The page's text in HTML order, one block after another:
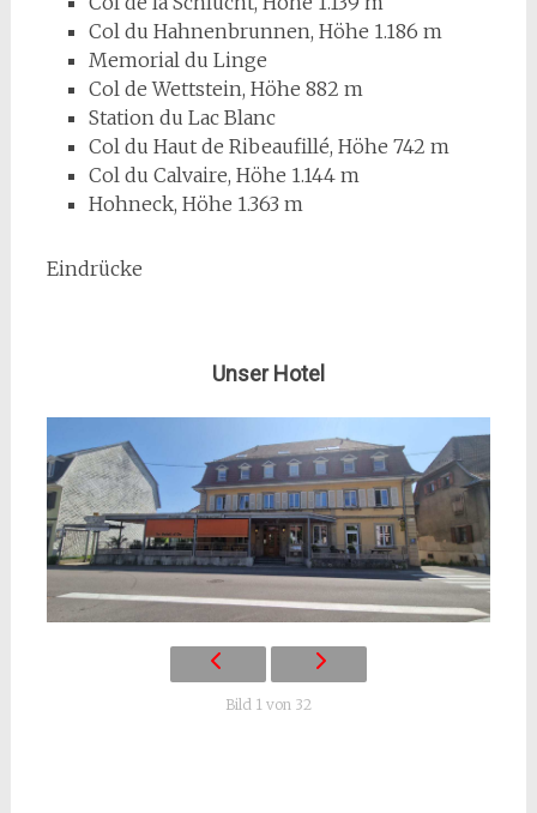
Col du Hahnenbrunnen, Höhe 1.186 m
Memorial du Linge
Col de Wettstein, Höhe 882 m
Station du Lac Blanc
Col du Haut de Ribeaufillé, Höhe 742 m
Col du Calvaire, Höhe 1.144 m
Hohneck, Höhe 1.363 m
Eindrücke
Unser Hotel
Bild 1 von 32